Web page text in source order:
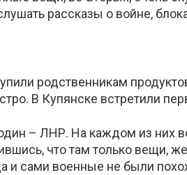
рассказы о войне,
родственникам
В Купянске встретили
– ЛНР. На каждом из них
что там только вещи,
и сами военные не были